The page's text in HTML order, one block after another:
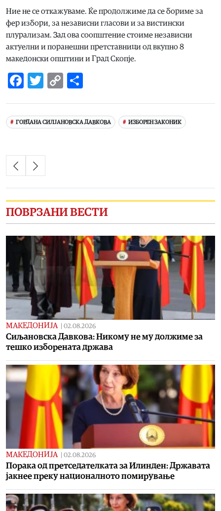
Ние не се откажуваме. Ќе продолжиме да се бориме за
фер избори, за независни гласови и за вистински
плурализам. Зад ова соопштение стоиме независни
актуелни и поранешни претставници од вкупно 8
македонски општини и Град Скопје.
Facebook
Twitter
Copy
ГОРДАНА СИЛЈАНОВСКА ДАВКОВА ИЗБОРЕН ЗАКОНИК
ПОВРЗАНИ ВЕСТИ
МАКЕДОНИЈА 02.08.2026
Сиљановска Давкова: Никому не му должиме за
тешко изборената држава
МАКЕДОНИЈА 02.08.2026
Порака од претседателката за Илинден: Државата
јакнее преку националното помирување